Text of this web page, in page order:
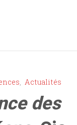
Actualités
des